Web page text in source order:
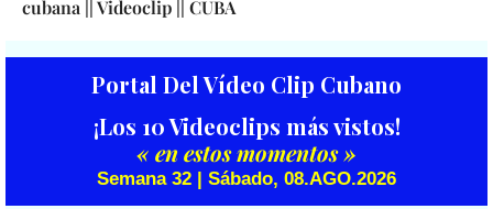
cubana || Videoclip || CUBA
Portal Del Vídeo Clip Cubano
¡Los 10 Videoclips más vistos!
« en estos momentos »
Semana 32 | Sábado, 08.AGO.2026